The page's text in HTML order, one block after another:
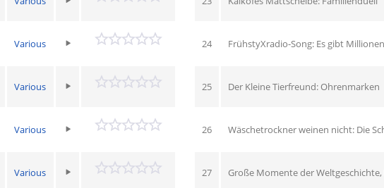
Various
Various
Various
Various
24 FrühstyXradio-Song: Es gibt Millionen
25 Der Kleine Tierfreund: Ohrenmarken
26 Wäschetrockner weinen nicht: Die
27 Große Momente der Weltgeschichte,